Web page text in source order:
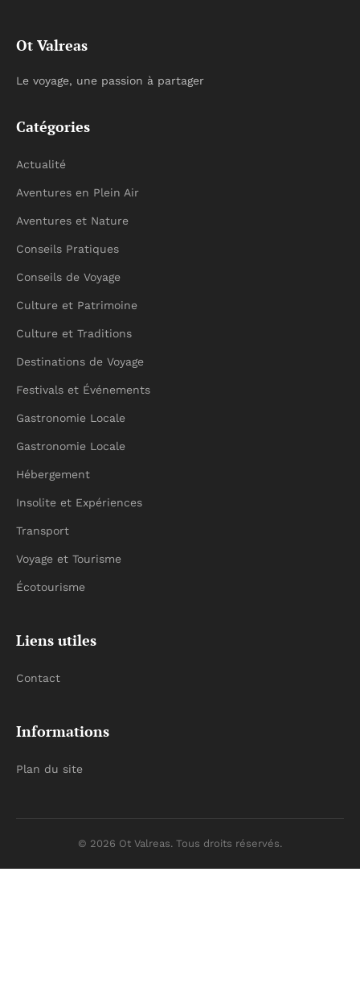
Ot Valreas
Le voyage, une passion à partager
Catégories
Actualité
Aventures en Plein Air
Aventures et Nature
Conseils Pratiques
Conseils de Voyage
Culture et Patrimoine
Culture et Traditions
Destinations de Voyage
Festivals et Événements
Gastronomie Locale
Gastronomie Locale
Hébergement
Insolite et Expériences
Transport
Voyage et Tourisme
Écotourisme
Liens utiles
Contact
Informations
Plan du site
© 2026 Ot Valreas. Tous droits réservés.